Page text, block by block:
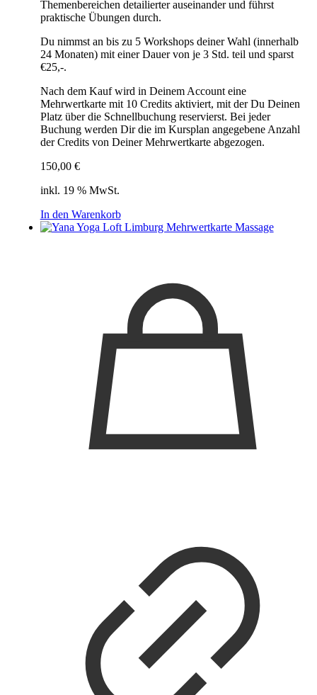
Themenbereichen detailierter auseinander und führst
praktische Übungen durch.
Du nimmst an bis zu 5 Workshops deiner Wahl (innerhalb
24 Monaten) mit einer Dauer von je 3 Std. teil und sparst
€25,-.
Nach dem Kauf wird in Deinem Account eine
Mehrwertkarte mit 10 Credits aktiviert, mit der Du Deinen
Platz über die Schnellbuchung reservierst. Bei jeder
Buchung werden Dir die im Kursplan angegebene Anzahl
der Credits von Deiner Mehrwertkarte abgezogen.
150,00 €
inkl. 19 % MwSt.
In den Warenkorb